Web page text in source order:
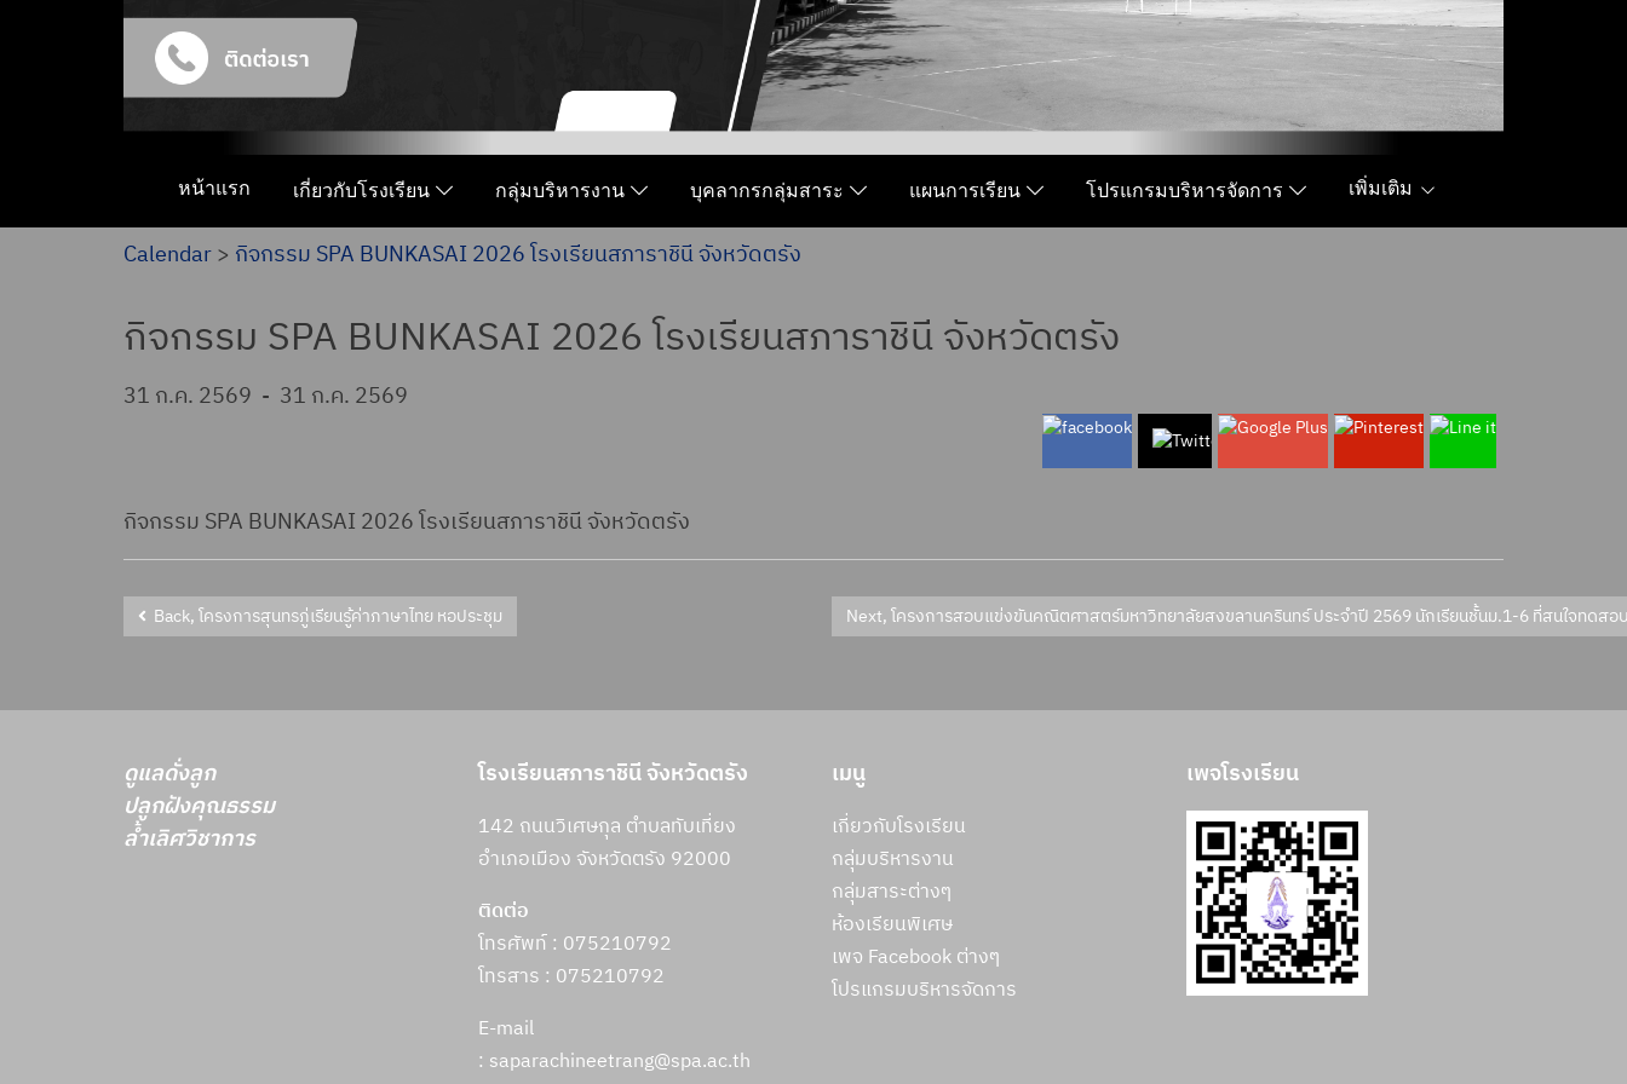
หน้าแรก เกี่ยวกับโรงเรียน กลุ่มบริหารงาน บุคลากรกลุ่มสาระ แผนการเรียน โปรแกรมบริหารจัดการ เพิ่มเติม
Calendar> กิจกรรม SPA BUNKASAI 2026 โรงเรียนสภาราชินี จังหวัดตรัง
กิจกรรม SPA BUNKASAI 2026 โรงเรียนสภาราชินี จังหวัดตรัง
31 ก.ค. 2569 - 31 ก.ค. 2569
กิจกรรม SPA BUNKASAI 2026 โรงเรียนสภาราชินี จังหวัดตรัง
Back, โครงการสุนทรภู่เรียนรู้ค่าภาษาไทย หอประชุม Next, โครงการสอบแข่งขันคณิตศาสตร์มหาวิทยาลัยสงขลานครินทร์ ป
ดูแลดั่งลูก
ปลูกฝังคุณธรรม
ล้ำเลิศวิชาการ
โรงเรียนสภาราชินี จังหวัดตรัง
142 ถนนวิเศษกุล ตำบลทับเที่ยง
อำเภอเมือง จังหวัดตรัง 92000
ติดต่อ
โทรศัพท์ : 075210792
โทรสาร : 075210792
E-mail
: saparachineetrang@spa.ac.th
เมนู
เกี่ยวกับโรงเรียน
กลุ่มบริหารงาน
กลุ่มสาระต่างๆ
ห้องเรียนพิเศษ
เพจ Facebook ต่างๆ
โปรแกรมบริหารจัดการ
เพจโรงเรียน